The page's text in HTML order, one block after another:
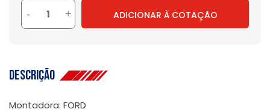
- + ADICIONAR À COTAÇÃO
Descrição
Montadora: FORD